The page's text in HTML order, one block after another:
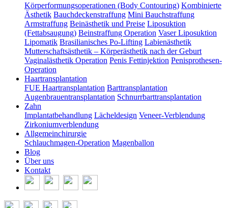
Körperformungsoperationen (Body Contouring) Kombinierte
Ästhetik Bauchdeckenstraffung Mini Bauchstraffung
Armstraffung Beinästhetik und Preise Liposuktion
(Fettabsaugung) Beinstraffung Operation Vaser Liposuktion
Lipomatik Brasilianisches Po-Lifting Labienästhetik
Mutterschaftsästhetik – Körperästhetik nach der Geburt
Vaginalästhetik Operation Penis Fettinjektion Penisprothesen-
Operation
Haartransplantation
FUE Haartransplantation Barttransplantation
Augenbrauentransplantation Schnurrbarttransplantation
Zahn
Implantatbehandlung Lächeldesign Veneer-Verblendung
Zirkoniumverblendung
Allgemeinchirurgie
Schlauchmagen-Operation Magenballon
Blog
Über uns
Kontakt